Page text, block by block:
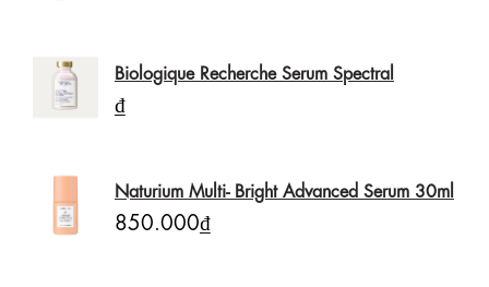
Biologique Recherche Serum Spectral
₫
Naturium Multi- Bright Advanced Serum 30ml
850.000₫